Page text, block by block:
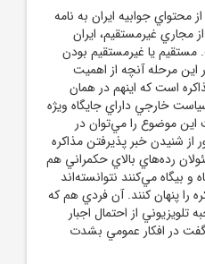
محتواي جوابيه ايران به نامه
از مجاري غيرمستقيم، ايران
مستقيم يا غيرمستقيم بودن
مرحله آنچه از اهميت
است که اينهم در همان
خارجي داراي جايگاه ويژه
موضوع را مي‌توان در
از شنيدن خبر پذيرفتن مذاکره
رده‌هاي بالاي حکمراني هم
بيگاه مي‌کنند نتوانسته‌اند
را پنهان کنند. آن فردي هم که
تلويزيوني از احتمال اجبار
در افکار عمومي بشدت